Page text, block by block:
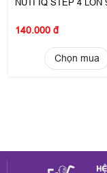
NUTI IQ STEP 4 LON
140.000 đ
Chọn mua